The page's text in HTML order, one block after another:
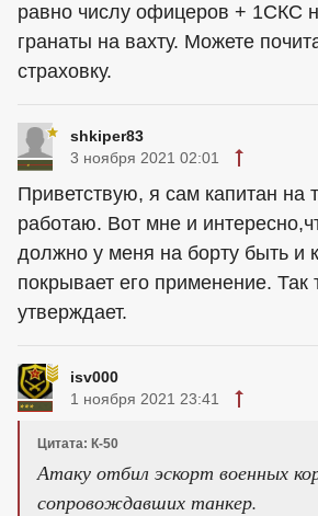
равно числу офицеров + 1СКС
гранаты на вахту. Можете
страховку.
shkiper83
3 ноября 2021 02:01
Приветствую, я сам капитан на
работаю. Вот мне и
должно у меня на борту быть и
покрывает его применение.
утверждает.
isv000
1 ноября 2021 23:41
Цитата: К-50
Атаку отбил эскорт военных
сопровождавших танкер.